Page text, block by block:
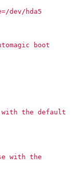
dev/hda5
boot
with the default
with the